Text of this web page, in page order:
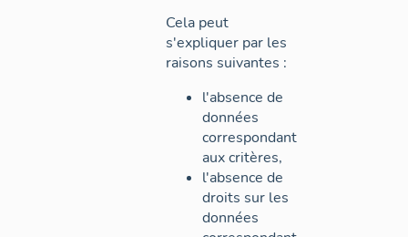
Cela peut
s'expliquer par les
raisons suivantes :
l'absence de
données
correspondant
aux critères,
l'absence de
droits sur les
données